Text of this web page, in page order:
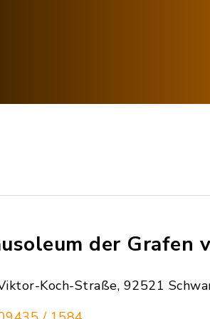
der Grafen
Koch-Straße, 92521